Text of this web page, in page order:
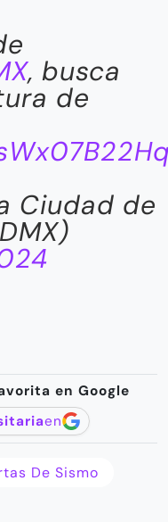
, busca
de
Ciudad de
en Google
en
De Sismo